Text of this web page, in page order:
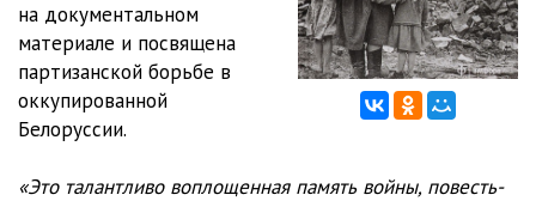
0012 29:54
0013 30:00
0014
0015 29:35
на документальном
материале и посвящена
партизанской борьбе в
оккупированной
Белоруссии.
«Это талантливо воплощенная память войны, повесть-